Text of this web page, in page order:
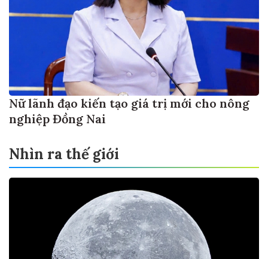
Nữ lãnh đạo kiến tạo giá trị mới cho nông
nghiệp Đồng Nai
Nhìn ra thế giới